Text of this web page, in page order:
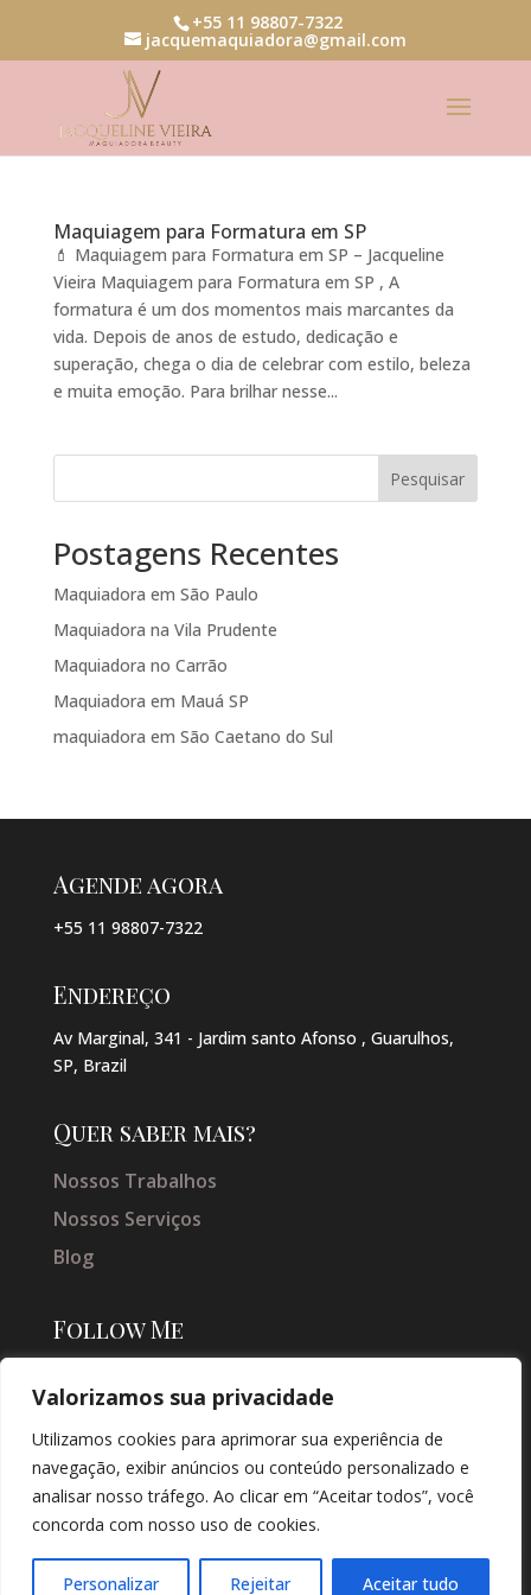
Valorizamos sua privacidade
Utilizamos cookies para aprimorar sua experiência de
navegação, exibir anúncios ou conteúdo personalizado e
analisar nosso tráfego. Ao clicar em “Aceitar todos”, você
concorda com nosso uso de cookies.
Personalizar Rejeitar Aceitar tudo
+55 11 98807-7322
jacquemaquiadora@gmail.com
Maquiagem para Formatura em SP
💄 Maquiagem para Formatura em SP – Jacqueline
Vieira Maquiagem para Formatura em SP , A
formatura é um dos momentos mais marcantes da
vida. Depois de anos de estudo, dedicação e
superação, chega o dia de celebrar com estilo, beleza
e muita emoção. Para brilhar nesse...
Pesquisar
Postagens Recentes
Maquiadora em São Paulo
Maquiadora na Vila Prudente
Maquiadora no Carrão
Maquiadora em Mauá SP
maquiadora em São Caetano do Sul
Agende agora
+55 11 98807-7322
Endereço
Av Marginal, 341 - Jardim santo Afonso , Guarulhos,
SP, Brazil
Quer saber mais?
Nossos Trabalhos
Nossos Serviços
Blog
Follow Me
SOLUÇÕES DIGITAIS |
CRIAÇÃO DE SITES